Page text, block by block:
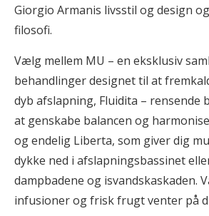
Giorgio Armanis livsstil og design
filosofi.
Vælg mellem MU – en eksklusiv
behandlinger designet til at
dyb afslapning, Fluidita – rensende
at genskabe balancen og
og endelig Liberta, som giver dig
dykke ned i afslapningsbassinet
dampbadene og isvandskaskaden.
infusioner og frisk frugt venter på